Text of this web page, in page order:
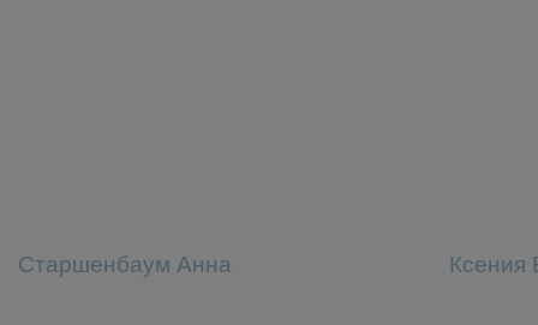
Старшенбаум Анна Ксения